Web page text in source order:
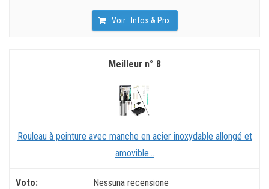
Voir : Infos & Prix
8
Rouleau à peinture avec manche en acier inoxydable allongé et
amovible...
Nessuna recensione